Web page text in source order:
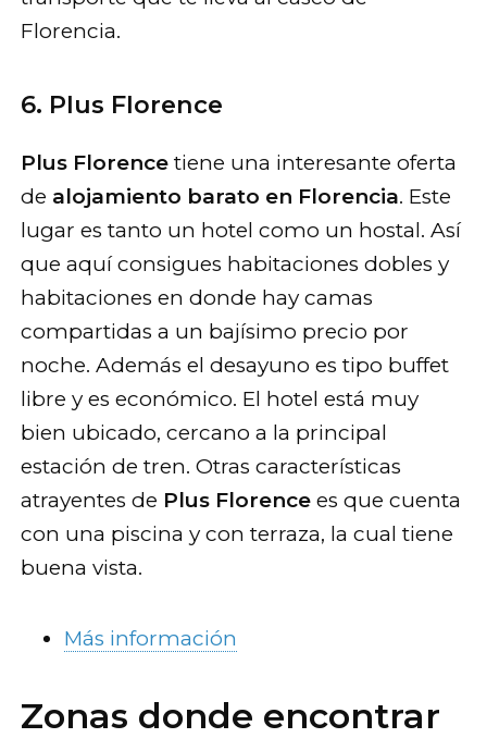
Florencia.
6. Plus Florence
Plus Florence tiene una interesante oferta
de alojamiento barato en Florencia. Este
lugar es tanto un hotel como un hostal. Así
que aquí consigues habitaciones dobles y
habitaciones en donde hay camas
compartidas a un bajísimo precio por
noche. Además el desayuno es tipo buffet
libre y es económico. El hotel está muy
bien ubicado, cercano a la principal
estación de tren. Otras características
atrayentes de Plus Florence es que cuenta
con una piscina y con terraza, la cual tiene
buena vista.
Más información
Zonas donde encontrar